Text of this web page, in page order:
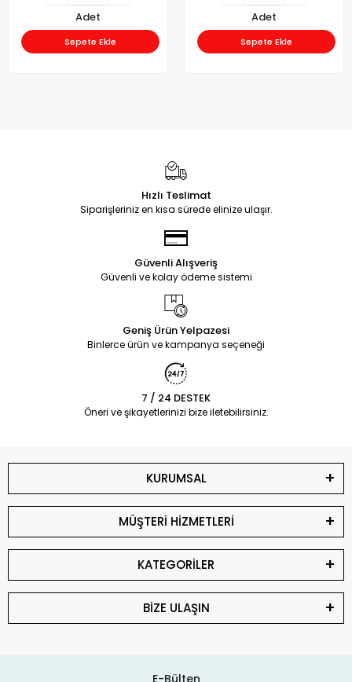
Adet
Sepete Ekle
Adet
Sepete Ekle
Hızlı Teslimat
Siparişleriniz en kısa sürede elinize ulaşır.
Güvenli Alışveriş
Güvenli ve kolay ödeme sistemi
Geniş Ürün Yelpazesi
Binlerce ürün ve kampanya seçeneği
7 / 24 DESTEK
Öneri ve şikayetlerinizi bize iletebilirsiniz.
KURUMSAL
MÜŞTERİ HİZMETLERİ
KATEGORİLER
BİZE ULAŞIN